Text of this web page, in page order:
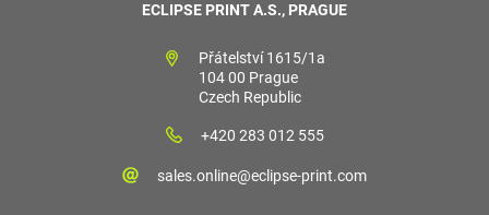
ECLIPSE PRINT A.S., PRAGUE
Přátelství 1615/1a
104 00 Prague
Czech Republic
+420 283 012 555
sales.online@eclipse-print.com